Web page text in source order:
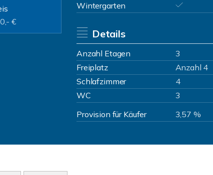
€
Wintergarten
Details
Anzahl Etagen 3
Freiplatz
Anzahl 4
Schlafzimmer
4
WC
3
Provision für Käufer
3,57 %